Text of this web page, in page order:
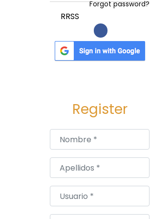
Forgot password?
RRSS
Register
Nombre*
Apellidos*
Usuario*